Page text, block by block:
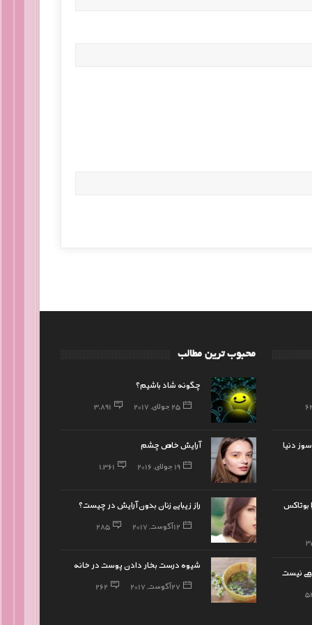
محبوب ترین مطالب
چگونه شاد باشیم؟
25 جولای, 2017 3,891
آرایش خاص چشم
19 جولای, 2016 1,361
راز زیبایی زنان بدون آرایش در چیست؟
12 آگوست, 2017 285
شیوه درست بخار دادن پوست در خانه
27 آگوست, 2017 262
62
دنیا
بوتاکس
نیست